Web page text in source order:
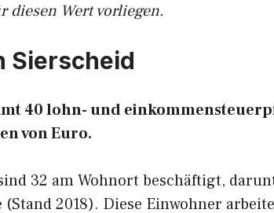
diesen Wert vorliegen.
Sierscheid
40 lohn- und
von Euro.
32 am Wohnort beschäftigt,
2018). Diese Einwohner